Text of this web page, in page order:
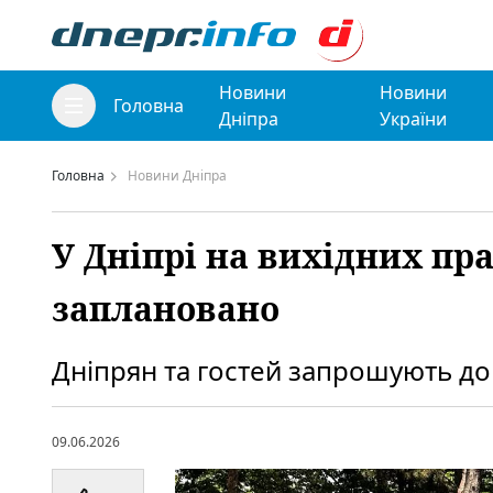
Головна
Новини
Дніпра
Новини
України
Головна Новини Дніпра
У Дніпрі на вихідних
заплановано
Дніпрян та гостей запрошують до
09.06.2026